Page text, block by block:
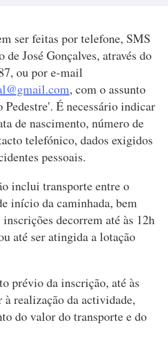
ser feitas por telefone, SMS
José Gonçalves, através do
ou por e-mail
, com o assunto
Pedestre'. É necessário indicar
de nascimento, número de
telefónico, dados exigidos
pessoais.
inclui transporte entre o
início da caminhada, bem
decorrem até às 12h
até ser atingida a lotação
prévio da inscrição, até às
realização da actividade,
do valor do transporte e do